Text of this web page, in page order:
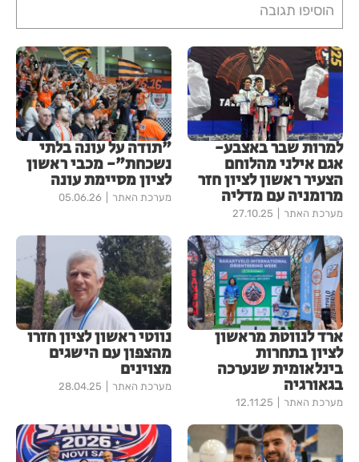
הוסיפו תגובה
למרות שבר באצבע-
אגם אילני מהלוחם
הצעיר ראשון לציון חזר
מרומניה עם מדליה
מערכת האתר 27.10.25
"תודה על עונה בלתי
נשכחת"- מכבי ראשון
לציון מסיימת עונה
מערכת האתר 05.06.26
ארד לנווטת מראשון
לציון בתחרות
בינלאומית שנערכה
בגאורגיה
מערכת האתר 12.11.25
נווטי ראשון לציון חזרו
מהצפון עם הישגים
מצוינים
מערכת האתר 28.04.25